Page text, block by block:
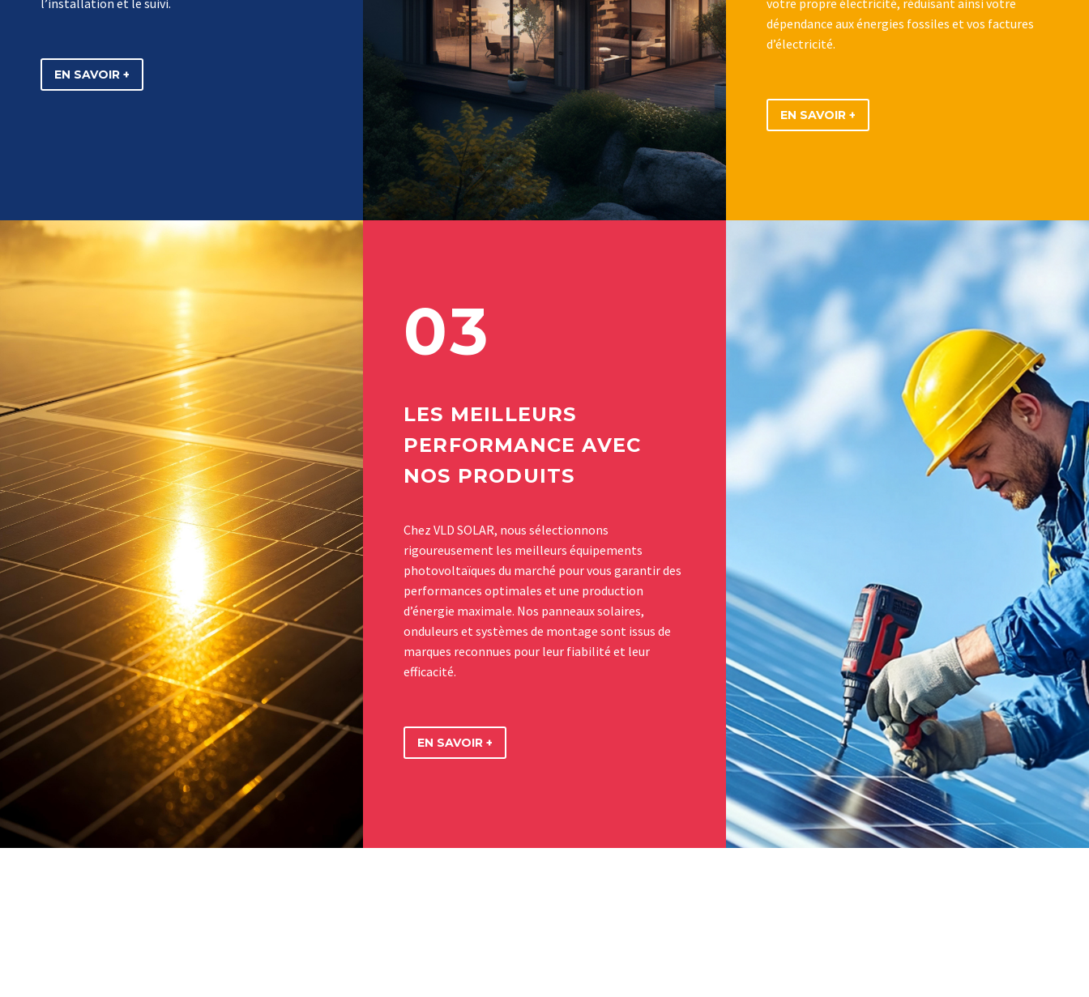
l’installation et le suivi.
EN SAVOIR +
votre propre électricité, réduisant ainsi votre
dépendance aux énergies fossiles et vos factures
d’électricité.
EN SAVOIR +
03
LES MEILLEURS
PERFORMANCE AVEC
NOS PRODUITS
Chez VLD SOLAR, nous sélectionnons
rigoureusement les meilleurs équipements
photovoltaïques du marché pour vous garantir des
performances optimales et une production
d’énergie maximale. Nos panneaux solaires,
onduleurs et systèmes de montage sont issus de
marques reconnues pour leur fiabilité et leur
efficacité.
EN SAVOIR +